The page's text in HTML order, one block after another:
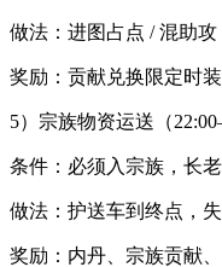
做法：进图占点 / 混助
奖励：贡献兑换限定时
5）宗族物资运送（
条件：必须入宗族，长
做法：护送车到终点，
奖励：内丹、宗族贡献